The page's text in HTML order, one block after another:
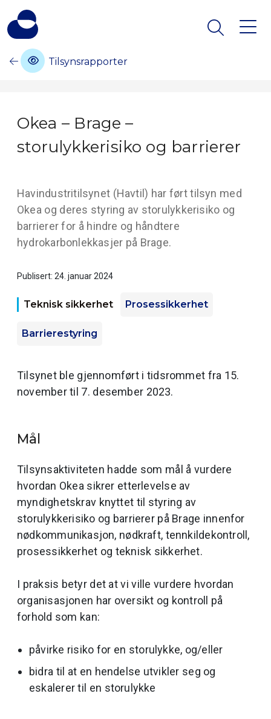
Tilsynsrapporter
Okea – Brage –
storulykkerisiko og barrierer
Havindustritilsynet (Havtil) har ført tilsyn med
Okea og deres styring av storulykkerisiko og
barrierer for å hindre og håndtere
hydrokarbonlekkasjer på Brage.
Publisert: 24. januar 2024
Teknisk sikkerhet Prosessikkerhet
Barrierestyring
Tilsynet ble gjennomført i tidsrommet fra 15.
november til 7. desember 2023.
Mål
Tilsynsaktiviteten hadde som mål å vurdere
hvordan Okea sikrer etterlevelse av
myndighetskrav knyttet til styring av
storulykkerisiko og barrierer på Brage innenfor
nødkommunikasjon, nødkraft, tennkildekontroll,
prosessikkerhet og teknisk sikkerhet.
I praksis betyr det at vi ville vurdere hvordan
organisasjonen har oversikt og kontroll på
forhold som kan:
påvirke risiko for en storulykke, og/eller
bidra til at en hendelse utvikler seg og
eskalerer til en storulykke